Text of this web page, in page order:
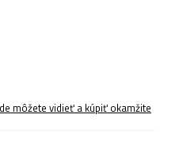
môžete vidieť a kúpiť okamžite